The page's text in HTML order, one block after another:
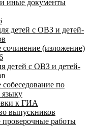
иные документы
детей с ОВЗ и детей-
сочинение (изложение)
детей с ОВЗ и детей-
собеседование по
языку
к ГИА
выпускников
проверочные работы